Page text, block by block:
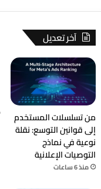
آخر تعديل
من تسلسلات المستخدم
إلى قوانين التوسع: نقلة
نوعية في نماذج
التوصيات الإعلانية
منذ 6 ساعات